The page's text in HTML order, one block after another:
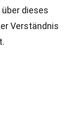
dieses
Verständnis